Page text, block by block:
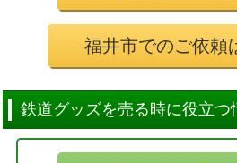
福井市でのご依頼
鉄道グッズを売る時に役立つ